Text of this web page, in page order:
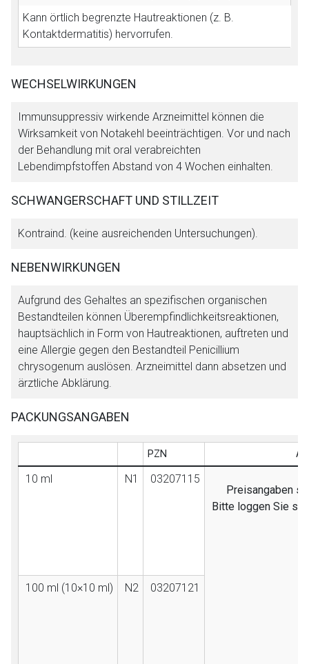
Kann örtlich begrenzte Hautreaktionen (z. B.
Kontaktdermatitis) hervorrufen.
WECHSELWIRKUNGEN
Immunsuppressiv wirkende Arzneimittel können die
Wirksamkeit von Notakehl beeinträchtigen. Vor und nach
der Behandlung mit oral verabreichten
Lebendimpfstoffen Abstand von 4 Wochen einhalten.
SCHWANGERSCHAFT UND STILLZEIT
Kontraind. (keine ausreichenden Untersuchungen).
NEBENWIRKUNGEN
Aufgrund des Gehaltes an spezifischen organischen
Bestandteilen können Überempfindlichkeitsreaktionen,
hauptsächlich in Form von Hautreaktionen, auftreten und
eine Allergie gegen den Bestandteil Penicillium
chrysogenum auslösen. Arzneimittel dann absetzen und
ärztliche Abklärung.
PACKUNGSANGABEN
PZN
10 ml N1
03207115
Preisangaben
Bitte loggen Sie
100 ml (10×10 ml) N2 03207121